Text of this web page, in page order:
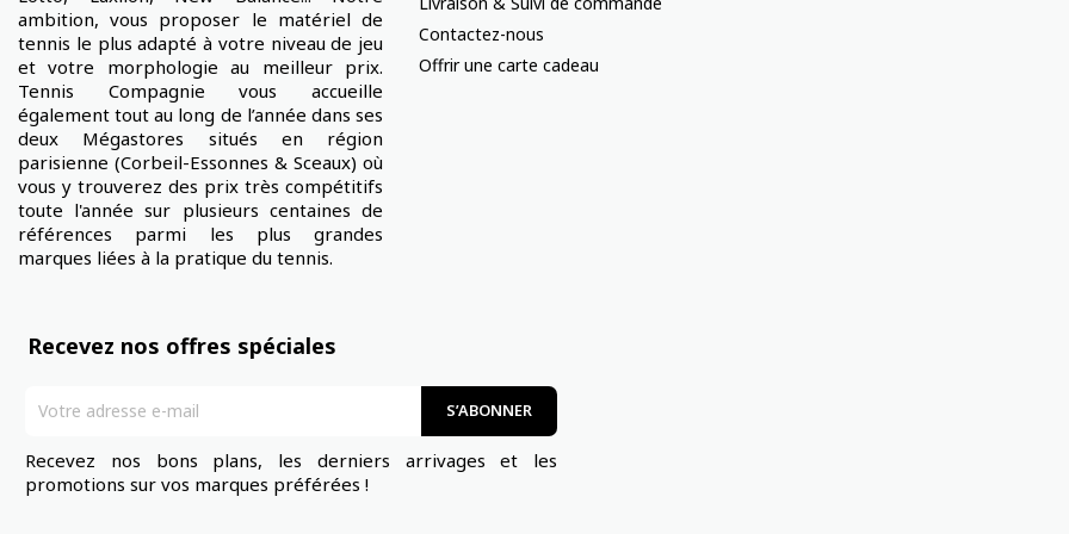
ambition, vous proposer le matériel de
tennis le plus adapté à votre niveau de jeu
et votre morphologie au meilleur prix.
Tennis Compagnie vous accueille
également tout au long de l’année dans ses
deux Mégastores situés en région
parisienne (Corbeil-Essonnes & Sceaux) où
vous y trouverez des prix très compétitifs
toute l'année sur plusieurs centaines de
références parmi les plus grandes
marques liées à la pratique du tennis.
Contactez-nous
Offrir une carte cadeau
Recevez nos offres spéciales
Recevez nos bons plans, les derniers arrivages et les
promotions sur vos marques préférées !